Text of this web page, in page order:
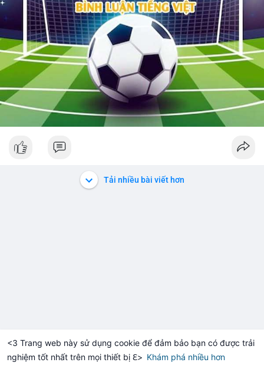
<3 Trang web này sử dụng cookie để đảm bảo bạn có được trải
nghiệm tốt nhất trên mọi thiết bị ℇ> Khám phá nhiều hơn
$1,901.64 +0.23% Solana $72.75 -1.06%
Tải nhiều bài viết hơn